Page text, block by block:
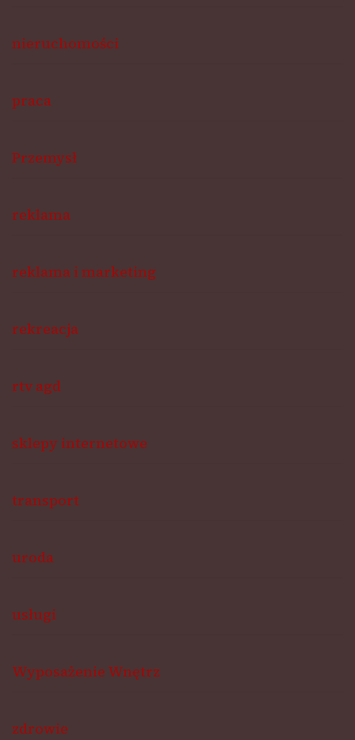
nieruchomości
praca
Przemysł
reklama
reklama i marketing
rekreacja
rtv agd
sklepy internetowe
transport
uroda
usługi
Wyposażenie Wnętrz
zdrowie